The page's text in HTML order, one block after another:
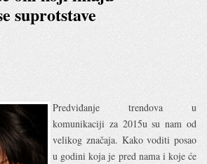
suprotstave
Predviđanje trendova u
komunikaciji za 2015u su nam od
velikog značaja. Kako voditi posao
u godini koja je pred nama i koje će